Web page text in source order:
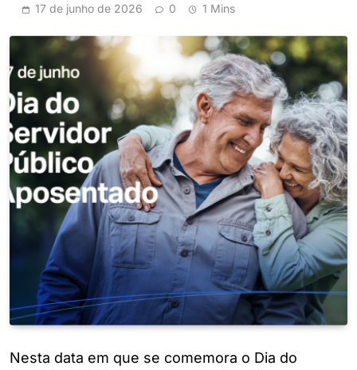
17 de junho de 2026 0 1 Mins
Nesta data em que se comemora o Dia do